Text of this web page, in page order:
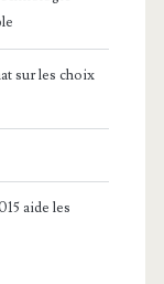
sur les choix
aide les